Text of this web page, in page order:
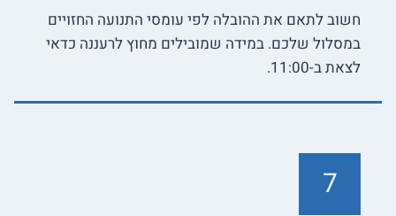
חשוב לתאם את ההובלה לפי עומסי התנועה החזויים
במסלול שלכם. במידה שמובילים מחוץ לרעננה כדאי
לצאת ב-11:00.
7